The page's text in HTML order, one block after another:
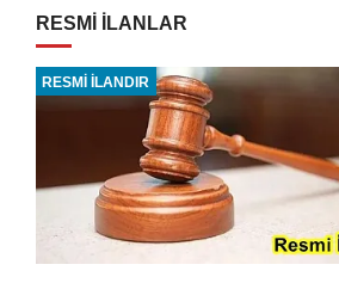
RESMİ İLANLAR
RESMİ İLANDIR